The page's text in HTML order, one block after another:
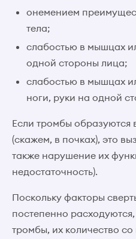
онемением
тела;
слабостью в мышцах
одной стороны лица;
слабостью в мышцах
ноги, руки на одной
Если тромбы образуются
(скажем, в почках), это
также нарушение их
недостаточность).
Поскольку факторы
постепенно
тромбы, их количество